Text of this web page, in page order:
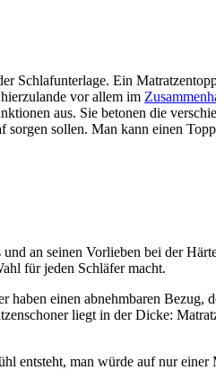
Schlafunterlage. Ein
vor allem im
aus. Sie betonen die
sollen. Man kann einen
an seinen Vorlieben bei der
für jeden Schläfer macht.
haben einen abnehmbaren Bezug,
liegt in der Dicke:
entsteht, man würde auf nur einer